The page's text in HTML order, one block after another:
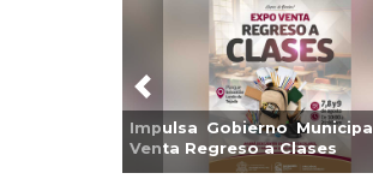
la
Zona
Invita
a Temporada
Viva”
Previous